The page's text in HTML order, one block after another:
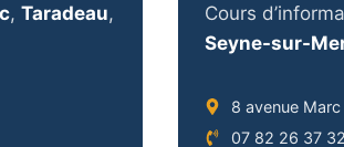
, Taradeau,
Cours
Seyne-sur-
8 avenue
07 82 26 37 32